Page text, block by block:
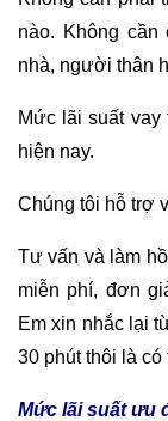
nào. Không cần
nhà, người thân
Mức lãi suất vay
hiện nay.
Chúng tôi hỗ trợ
Tư vấn và làm
miễn phí, đơn
Em xin nhắc lại
30 phút thôi là có
Mức lãi suất ưu